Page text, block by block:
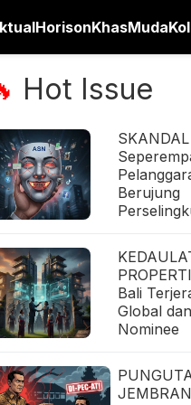
HorisonKhasMuda
Hot Issue
Berujung
Bali
Global
Nominee